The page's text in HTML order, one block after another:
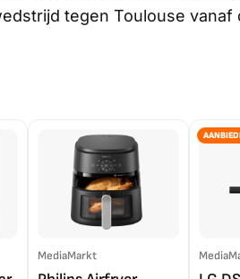
tegen Toulouse vanaf
MediaMarkt